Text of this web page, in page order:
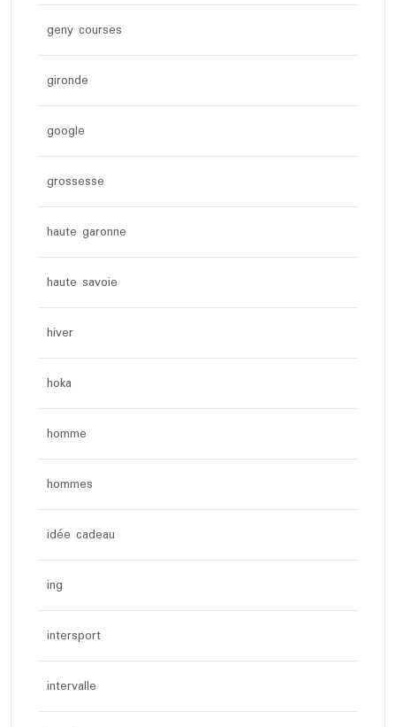
geny courses
gironde
google
grossesse
haute garonne
haute savoie
hiver
hoka
homme
hommes
idée cadeau
ing
intersport
intervalle